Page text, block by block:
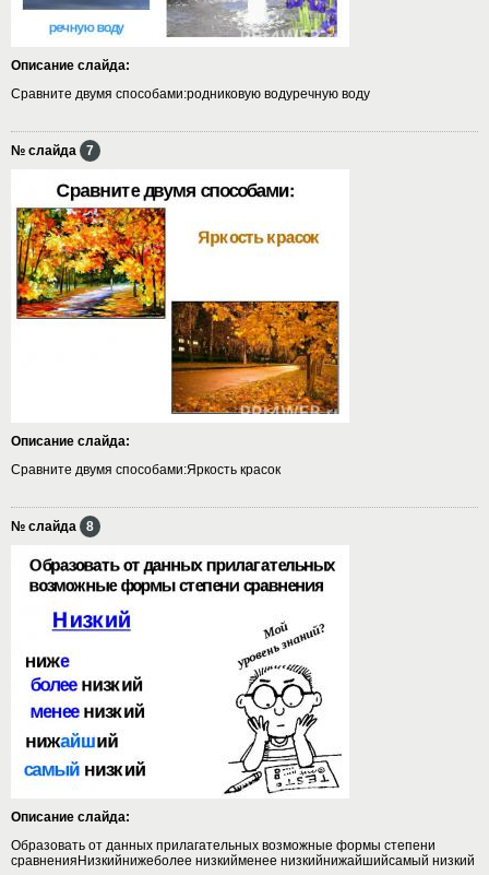
Описание слайда:
Сравните двумя способами:родниковую водуречную воду
№ слайда 7
Описание слайда:
Сравните двумя способами:Яркость красок
№ слайда 8
Описание слайда:
Образовать от данных прилагательных возможные формы степени
сравненияНизкийнижеболее низкийменее низкийнижайшийсамый низкий